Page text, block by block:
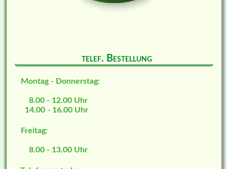
telef. Bestellung
Montag - Donnerstag:
8.00 - 12.00 Uhr
14.00 - 16.00 Uhr
Freitag:
8.00 - 13.00 Uhr